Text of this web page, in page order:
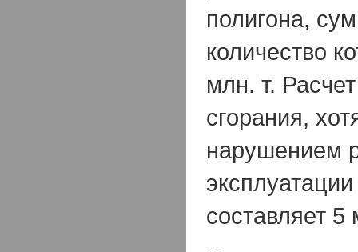
полигона,
количество
млн. т.
сгорания,
нарушением
составляет 5